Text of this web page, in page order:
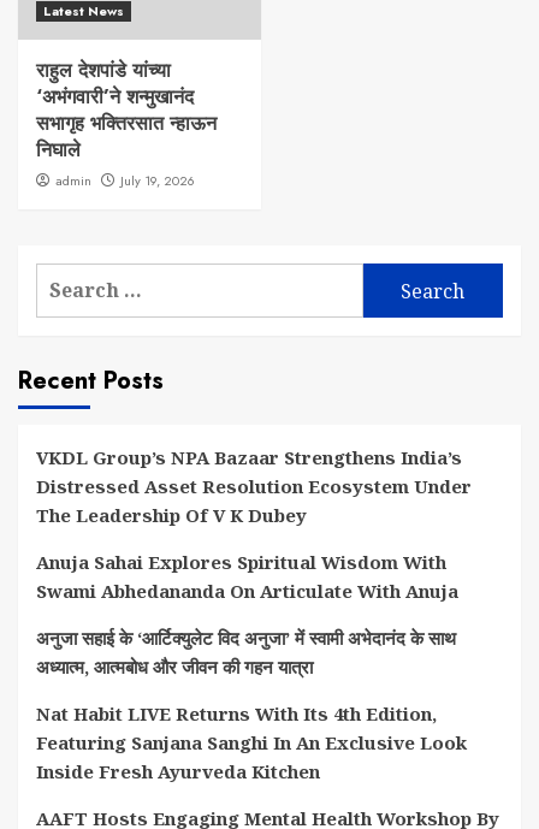
Latest News
राहुल देशपांडे यांच्या
‘अभंगवारी’ने शन्मुखानंद
सभागृह भक्तिरसात न्हाऊन
निघाले
admin July 19, 2026
Search
Recent Posts
VKDL Group’s NPA Bazaar Strengthens India’s
Distressed Asset Resolution Ecosystem Under
The Leadership Of V K Dubey
Anuja Sahai Explores Spiritual Wisdom With
Swami Abhedananda On Articulate With Anuja
अनुजा सहाई के ‘आर्टिक्युलेट विद अनुजा’ में स्वामी अभेदानंद के साथ
अध्यात्म, आत्मबोध और जीवन की गहन यात्रा
Nat Habit LIVE Returns With Its 4th Edition,
Featuring Sanjana Sanghi In An Exclusive Look
Inside Fresh Ayurveda Kitchen
AAFT Hosts Engaging Mental Health Workshop By